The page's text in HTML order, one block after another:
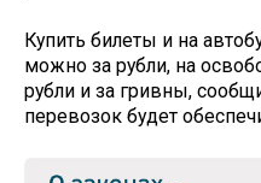
Купить билеты и на
можно за рубли, на
рубли и за гривны,
перевозок будет